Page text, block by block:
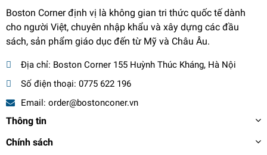
Boston Corner định vị là không gian tri thức quốc tế dành
cho người Việt, chuyên nhập khẩu và xây dựng các đầu
sách, sản phẩm giáo dục đến từ Mỹ và Châu Âu.
Địa chỉ: Boston Corner 155 Huỳnh Thúc Kháng, Hà Nội
Số điện thoại: 0775 622 196
Email: order@bostonconer.vn
Thông tin
Chính sách